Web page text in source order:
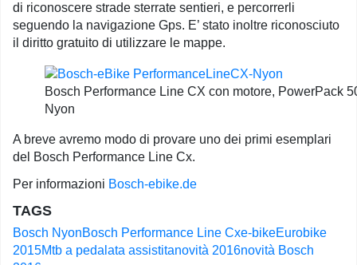
di riconoscere strade sterrate sentieri, e percorrerli
seguendo la navigazione Gps. E’ stato inoltre riconosciuto
il diritto gratuito di utilizzare le mappe.
Bosch Performance Line CX con motore, PowerPack
Nyon
A breve avremo modo di provare uno dei primi esemplari
del Bosch Performance Line Cx.
Per informazioni Bosch-ebike.de
TAGS
Bosch NyonBosch Performance Line Cxe-bikeEurobike
2015Mtb a pedalata assistitanovità 2016novità Bosch